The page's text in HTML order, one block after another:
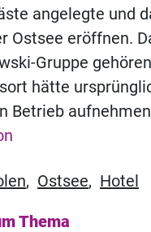
angelegte und
Ostsee eröffnen.
Gruppe
hätte
Betrieb
, Ostsee, Hotel
Thema